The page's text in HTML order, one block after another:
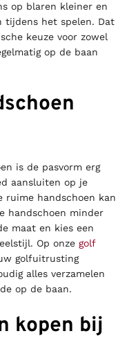
op blaren kleiner en
tijdens het spelen. Dat
keuze voor zowel
op de baan
is de pasvorm erg
aansluiten op je
ruime handschoen kan
handschoen minder
maat en kies een
Op onze golf
golfuitrusting
alles verzamelen
op de baan.
kopen bij